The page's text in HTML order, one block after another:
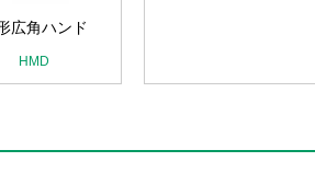
広角ハンド
HMD